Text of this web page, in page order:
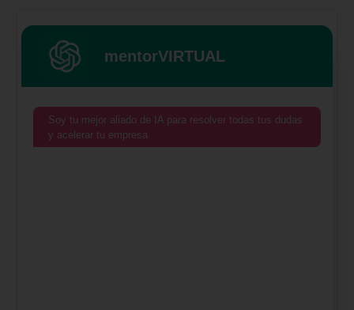
mentorVIRTUAL
Soy tu mejor aliado de IA para resolver todas tus dudas
y acelerar tu empresa